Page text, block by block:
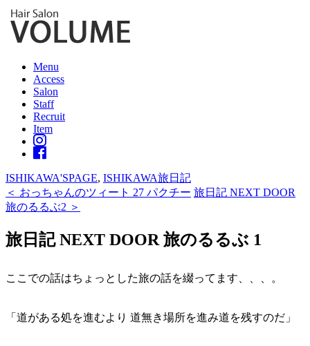
Menu
Access
Salon
Staff
Recruit
Item
ISHIKAWA'SPAGE, ISHIKAWA旅日記
＜ おっちゃんのツィート 27 パクチー 旅日記 NEXT DOOR
旅のるるぶ2 ＞
旅日記 NEXT DOOR 旅のるるぶ 1
ここでの話はちょっとした旅の話を綴ってます、、、。
「道がある処を進むより 道無き場所を進み道を残すのだ」